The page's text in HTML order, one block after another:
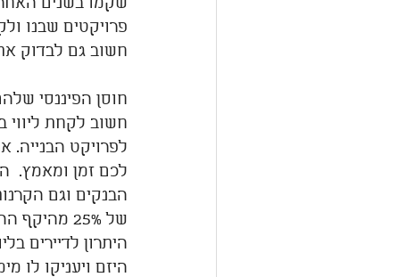
פרויקטים שבנו
חשוב גם לבדוק
חוסן הפיננסי
חשוב לקחת
לפרויקט הבנייה.
לכם זמן ומאמץ.
הבנקים וגם
של 25% מהיקף ההשקעה.
היתרון לדיירים
היזם ויעניקו לו